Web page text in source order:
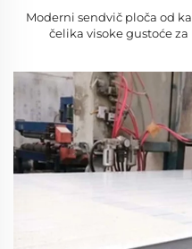
Moderni sendvič ploča od
čelika visoke gustoće